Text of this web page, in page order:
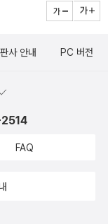
렇게 허망하게 일찍
게 행복하게 살 수 있
오면서, 그 짠 염도
, 식수가 오염되고,
로 그들이 기댈 수밖
대해 우리 어른에
사 안내 PC 버전
FAQ